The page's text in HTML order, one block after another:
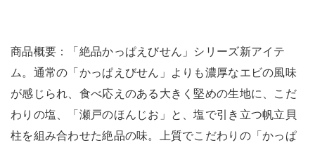
商品概要：「絶品かっぱえびせん」シリーズ新アイテ
ム。通常の「かっぱえびせん」よりも濃厚なエビの風味
が感じられ、食べ応えのある大きく堅めの生地に、こだ
わりの塩、「瀬戸のほんじお」と、塩で引き立つ帆立貝
柱を組み合わせた絶品の味。上質でこだわりの「かっぱ